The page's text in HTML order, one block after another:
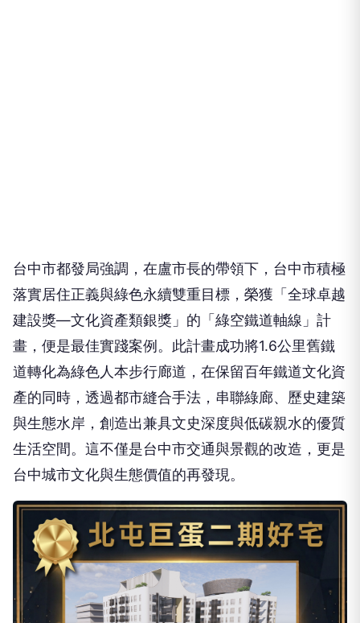
建設獎—文化資產類銀獎」的「綠空鐵道軸線」計
畫，便是最佳實踐案例。此計畫成功將1.6公里舊鐵
道轉化為綠色人本步行廊道，在保留百年鐵道文化資
產的同時，透過都市縫合手法，串聯綠廊、歷史建築
與生態水岸，創造出兼具文史深度與低碳親水的優質
生活空間。這不僅是台中市交通與景觀的改造，更是
台中城市文化與生態價值的再發現。